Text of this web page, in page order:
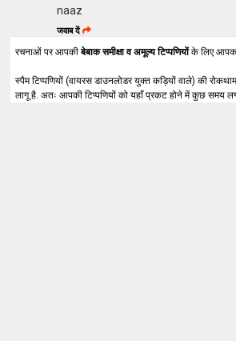
naaz
जवाब दें
रचनाओं पर आपकीबेबाक समीक्षा व अमूल्य टिप्पणियोंके लिए
स्पैम टिप्पणियों (वायरस डाउनलोडर युक्त कड़ियों वाले) की
लागू है. अतः आपकी टिप्पणियों को यहाँ प्रकट होने में कुछ समय